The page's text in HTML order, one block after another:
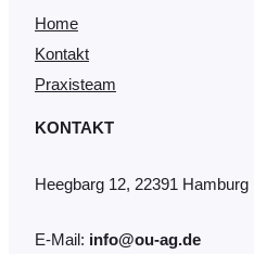
Home
Kontakt
Praxisteam
KONTAKT
Heegbarg 12, 22391 Hamburg
E-Mail: info@ou-ag.de